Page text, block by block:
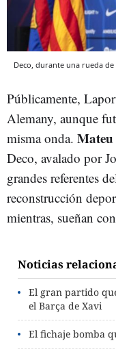
Deco, durante una rueda
Públicamente,
Alemany, aunque
misma onda. Mateu
Deco, avalado por
grandes referentes
reconstrucción
mientras, sueñan
Noticias
El gran partido
el Barça de Xavi
El fichaje bomba